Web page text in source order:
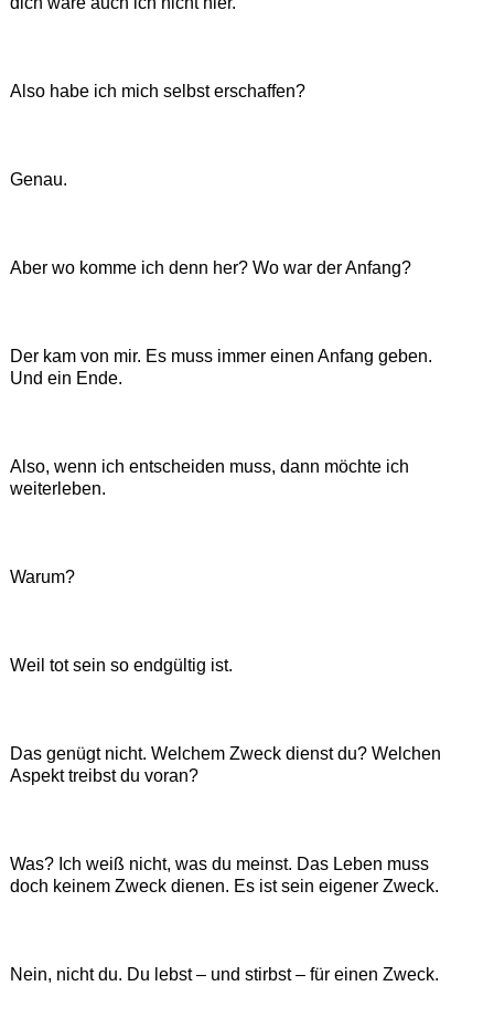
Also habe ich mich selbst erschaffen?
Genau.
Aber wo komme ich denn her? Wo war der Anfang?
Der kam von mir. Es muss immer einen Anfang geben.
Und ein Ende.
Also, wenn ich entscheiden muss, dann möchte ich
weiterleben.
Warum?
Weil tot sein so endgültig ist.
Das genügt nicht. Welchem Zweck dienst du? Welchen
Aspekt treibst du voran?
Was? Ich weiß nicht, was du meinst. Das Leben muss
doch keinem Zweck dienen. Es ist sein eigener Zweck.
Nein, nicht du. Du lebst – und stirbst – für einen Zweck.